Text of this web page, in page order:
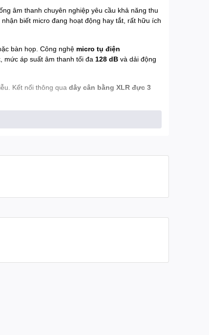
âm thanh chuyên nghiệp yêu cầu khả năng thu
biết micro đang hoạt động hay tắt, rất hữu ích
bàn họp. Công nghệ micro tụ điện
, mức áp suất âm thanh tối đa 128 dB và dải động
Kết nối thông qua dây cân bằng XLR đực 3